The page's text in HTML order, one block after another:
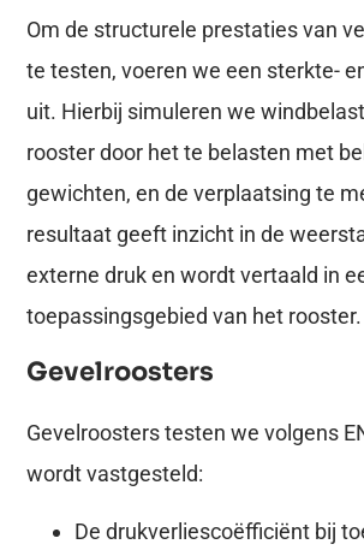
Om de structurele prestaties van
te testen, voeren we een sterkte-
uit. Hierbij simuleren we
rooster door het te belasten met
gewichten, en de verplaatsing te
resultaat geeft inzicht in de
externe druk en wordt vertaald in
toepassingsgebied van het rooster.
Gevelroosters
Gevelroosters testen we volgens
wordt vastgesteld:
De drukverliescoëfficiënt bij